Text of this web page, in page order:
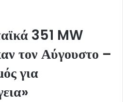
351 MW
τον Αύγουστο –
για